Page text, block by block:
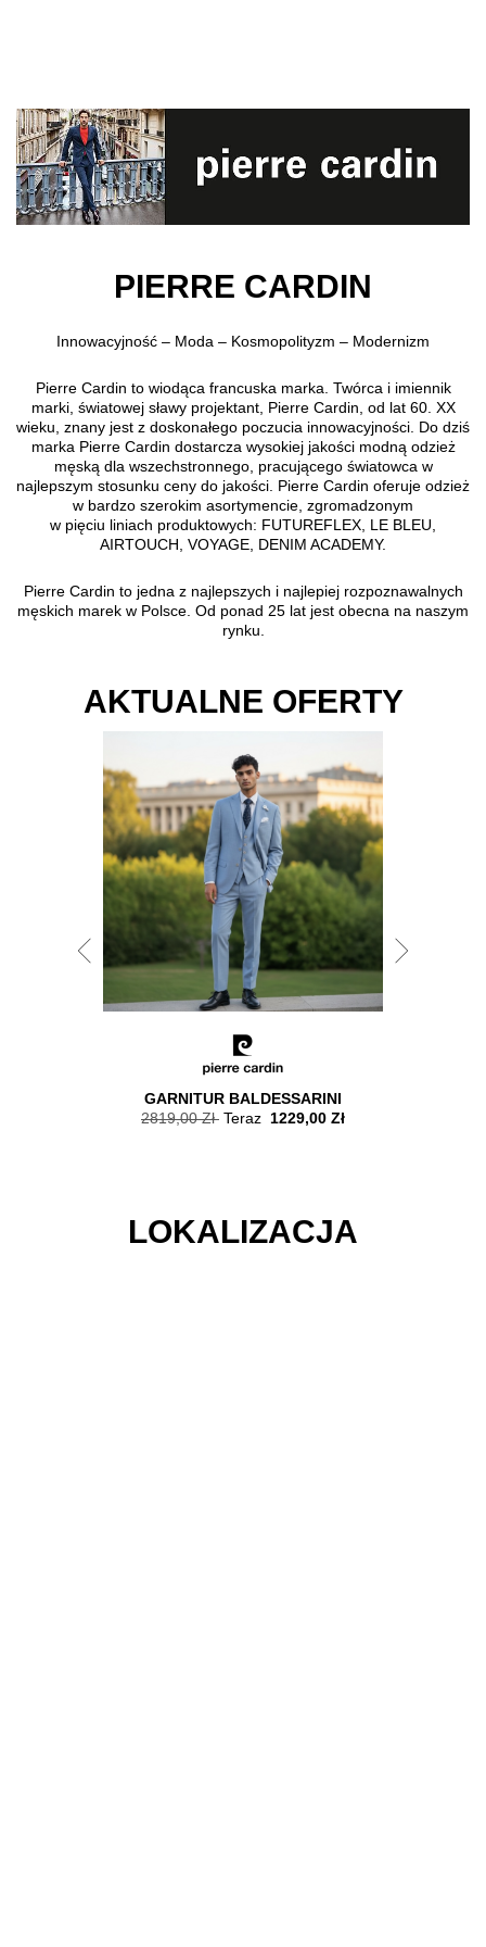
PIERRE CARDIN
Innowacyjność – Moda – Kosmopolityzm – Modernizm
Pierre Cardin to wiodąca francuska marka. Twórca i imiennik
marki, światowej sławy projektant, Pierre Cardin, od lat 60. XX
wieku, znany jest z doskonałego poczucia innowacyjności. Do dziś
marka Pierre Cardin dostarcza wysokiej jakości modną odzież
męską dla wszechstronnego, pracującego światowca w
najlepszym stosunku ceny do jakości. Pierre Cardin oferuje odzież
w bardzo szerokim asortymencie, zgromadzonym
w pięciu liniach produktowych: FUTUREFLEX, LE BLEU,
AIRTOUCH, VOYAGE, DENIM ACADEMY.
Pierre Cardin to jedna z najlepszych i najlepiej rozpoznawalnych
męskich marek w Polsce. Od ponad 25 lat jest obecna na naszym
rynku.
AKTUALNE OFERTY
GARNITUR BALDESSARINI
2819,00 Zł Teraz 1229,00 Zł
LOKALIZACJA